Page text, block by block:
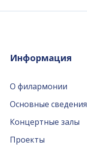
Информация
О филармонии
Основные сведения
Концертные залы
Проекты